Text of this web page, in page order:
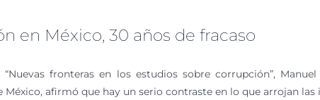
en México, 30 años de fracaso
fronteras en los estudios sobre corrupción”,
afirmó que hay un serio contraste en lo que arrojan